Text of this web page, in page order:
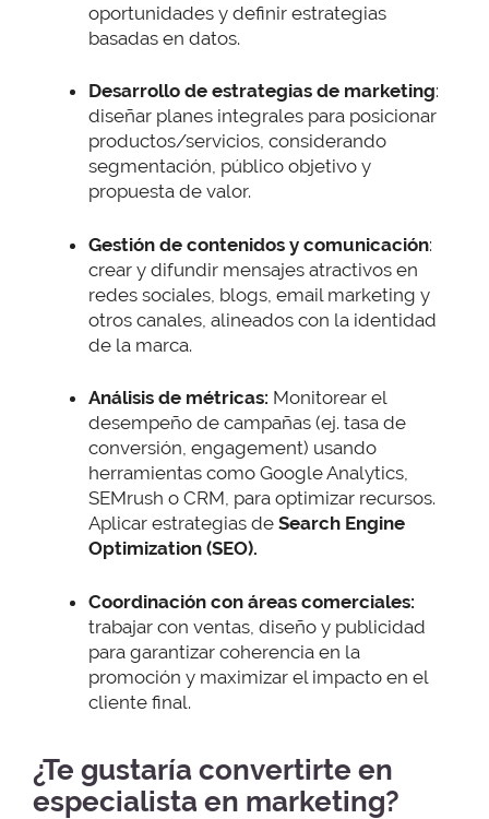
oportunidades y definir estrategias
basadas en datos.
Desarrollo de estrategias de marketing:
diseñar planes integrales para posicionar
productos/servicios, considerando
segmentación, público objetivo y
propuesta de valor.
Gestión de contenidos y comunicación:
crear y difundir mensajes atractivos en
redes sociales, blogs, email marketing y
otros canales, alineados con la identidad
de la marca.
Análisis de métricas: Monitorear el
desempeño de campañas (ej. tasa de
conversión, engagement) usando
herramientas como Google Analytics,
SEMrush o CRM, para optimizar recursos.
Aplicar estrategias de Search Engine
Optimization (SEO).
Coordinación con áreas comerciales:
trabajar con ventas, diseño y publicidad
para garantizar coherencia en la
promoción y maximizar el impacto en el
cliente final.
¿Te gustaría convertirte en
especialista en marketing?